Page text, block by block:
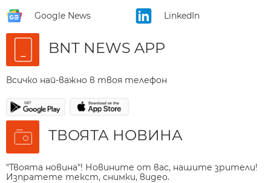
Google News LinkedIn
BNT NEWS APP
Всичко най-важно в твоя телефон
ТВОЯТА НОВИНА
"Твоята новина"! Новините от вас, нашите зрители!
Изпратете текст, снимки, видео.